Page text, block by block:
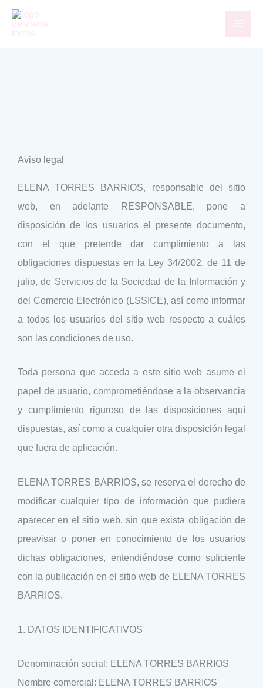
Aviso legal
ELENA TORRES BARRIOS, responsable del sitio
web, en adelante RESPONSABLE, pone a
disposición de los usuarios el presente documento,
con el que pretende dar cumplimiento a las
obligaciones dispuestas en la Ley 34/2002, de 11 de
julio, de Servicios de la Sociedad de la Información y
del Comercio Electrónico (LSSICE), así como informar
a todos los usuarios del sitio web respecto a cuáles
son las condiciones de uso.
Toda persona que acceda a este sitio web asume el
papel de usuario, comprometiéndose a la observancia
y cumplimiento riguroso de las disposiciones aquí
dispuestas, así como a cualquier otra disposición legal
que fuera de aplicación.
ELENA TORRES BARRIOS, se reserva el derecho de
modificar cualquier tipo de información que pudiera
aparecer en el sitio web, sin que exista obligación de
preavisar o poner en conocimiento de los usuarios
dichas obligaciones, entendiéndose como suficiente
con la publicación en el sitio web de ELENA TORRES
BARRIOS.
1. DATOS IDENTIFICATIVOS
Denominación social: ELENA TORRES BARRIOS
Nombre comercial: ELENA TORRES BARRIOS